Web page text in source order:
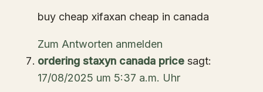
buy cheap xifaxan cheap in canada
Zum Antworten anmelden
ordering staxyn canada price sagt:
17/08/2025 um 5:37 a.m. Uhr